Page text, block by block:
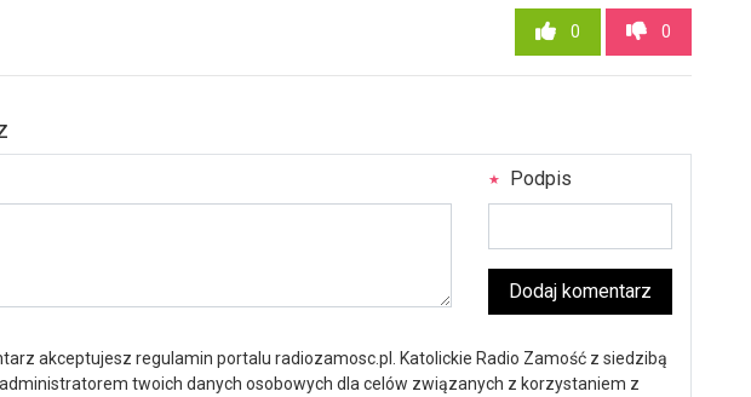
0 0
Podpis
Dodaj komentarz
akceptujesz regulamin portalu radiozamosc.pl. Katolickie Radio Zamość z siedzibą
twoich danych osobowych dla celów związanych z korzystaniem z